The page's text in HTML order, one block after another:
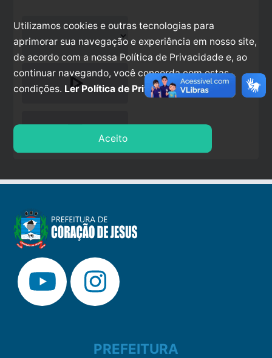
play_arrow
stop
PREFEITURA
Utilizamos cookies e outras tecnologias para
aprimorar sua navegação e experiência em nosso site,
de acordo com a nossa Política de Privacidade e, ao
continuar navegando, você concorda com estas
condições. Ler Política de Privacidade.
Aceito